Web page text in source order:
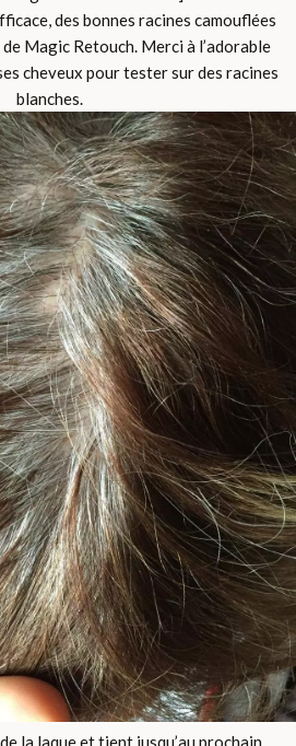
des bonnes racines camouflées
Magic Retouch. Merci à l’adorable
cheveux pour tester sur des racines
blanches.
la laque et tient jusqu’au prochain